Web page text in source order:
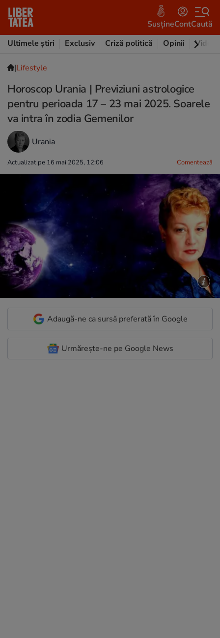
SusțineContCaută
Ultimele știri
Exclusiv Criză politică Opinii Video
|Lifestyle
Horoscop Urania | Previziuni astrologice
pentru perioada 17 – 23 mai 2025. Soarele
va intra în zodia Gemenilor
Urania
Actualizat pe 16 mai 2025, 12:06 Comentează
Adaugă-ne ca sursă preferată în Google
Urmărește-ne pe Google News